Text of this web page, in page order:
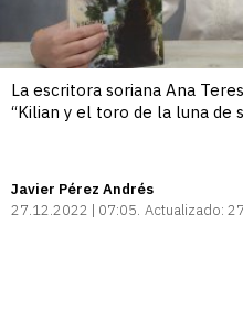
La escritora soriana Ana
“Kilian y el toro de la luna de
Javier Pérez Andrés
27.12.2022 | 07:05 Actualizado: